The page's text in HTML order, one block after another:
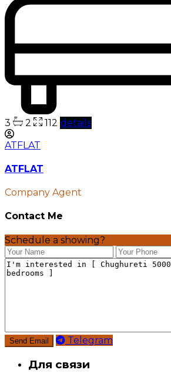
3 2 112 details
ATFLAT
ATFLAT
Company Agent
Contact Me
Schedule a showing?
Telegram
Для связи